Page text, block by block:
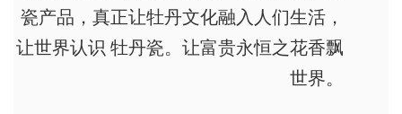
瓷产品，真正让牡丹文化融入人们生活，
让世界认识 牡丹瓷。让富贵永恒之花香飘
世界。